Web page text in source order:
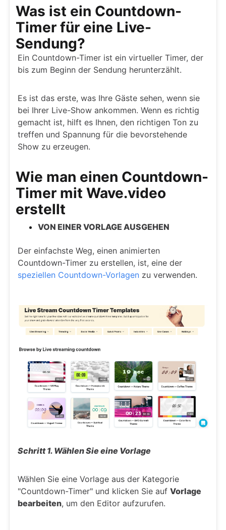
Was ist ein Countdown-
Timer für eine Live-
Sendung?
Ein Countdown-Timer ist ein virtueller Timer, der
bis zum Beginn der Sendung herunterzählt.
Es ist das erste, was Ihre Gäste sehen, wenn sie
bei Ihrer Live-Show ankommen. Wenn es richtig
gemacht ist, hilft es Ihnen, den richtigen Ton zu
treffen und Spannung für die bevorstehende
Show zu erzeugen.
Wie man einen Countdown-
Timer mit Wave.video
erstellt
VON EINER VORLAGE AUSGEHEN
Der einfachste Weg, einen animierten
Countdown-Timer zu erstellen, ist, eine der
speziellen Countdown-Vorlagen zu verwenden.
Schritt 1. Wählen Sie eine Vorlage
Wählen Sie eine Vorlage aus der Kategorie
"Countdown-Timer" und klicken Sie auf Vorlage
bearbeiten, um den Editor aufzurufen.